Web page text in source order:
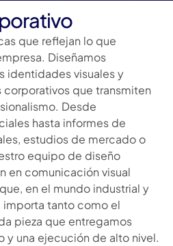
que reflejan lo que
Diseñamos
identidades visuales y
que transmiten
Desde
hasta informes de
estudios de mercado o
equipo de diseño
en comunicación visual
en el mundo industrial y
tanto como el
pieza que entregamos
y una ejecución de alto nivel.